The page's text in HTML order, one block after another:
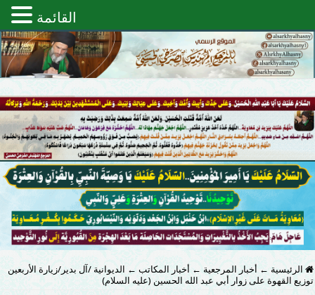
الرئيسية ← أخبار المرجعية ← أخبار المكاتب ← الديوانية /آل بدير/زيارة الأربعين
توزيع القهوة على زوار أبي عبد الله الحسين (عليه السلام)
القائمة